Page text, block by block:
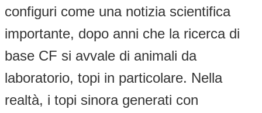
configuri come una notizia scientifica
importante, dopo anni che la ricerca di
base CF si avvale di animali da
laboratorio, topi in particolare. Nella
realtà, i topi sinora generati con